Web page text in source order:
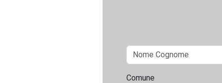
Comune